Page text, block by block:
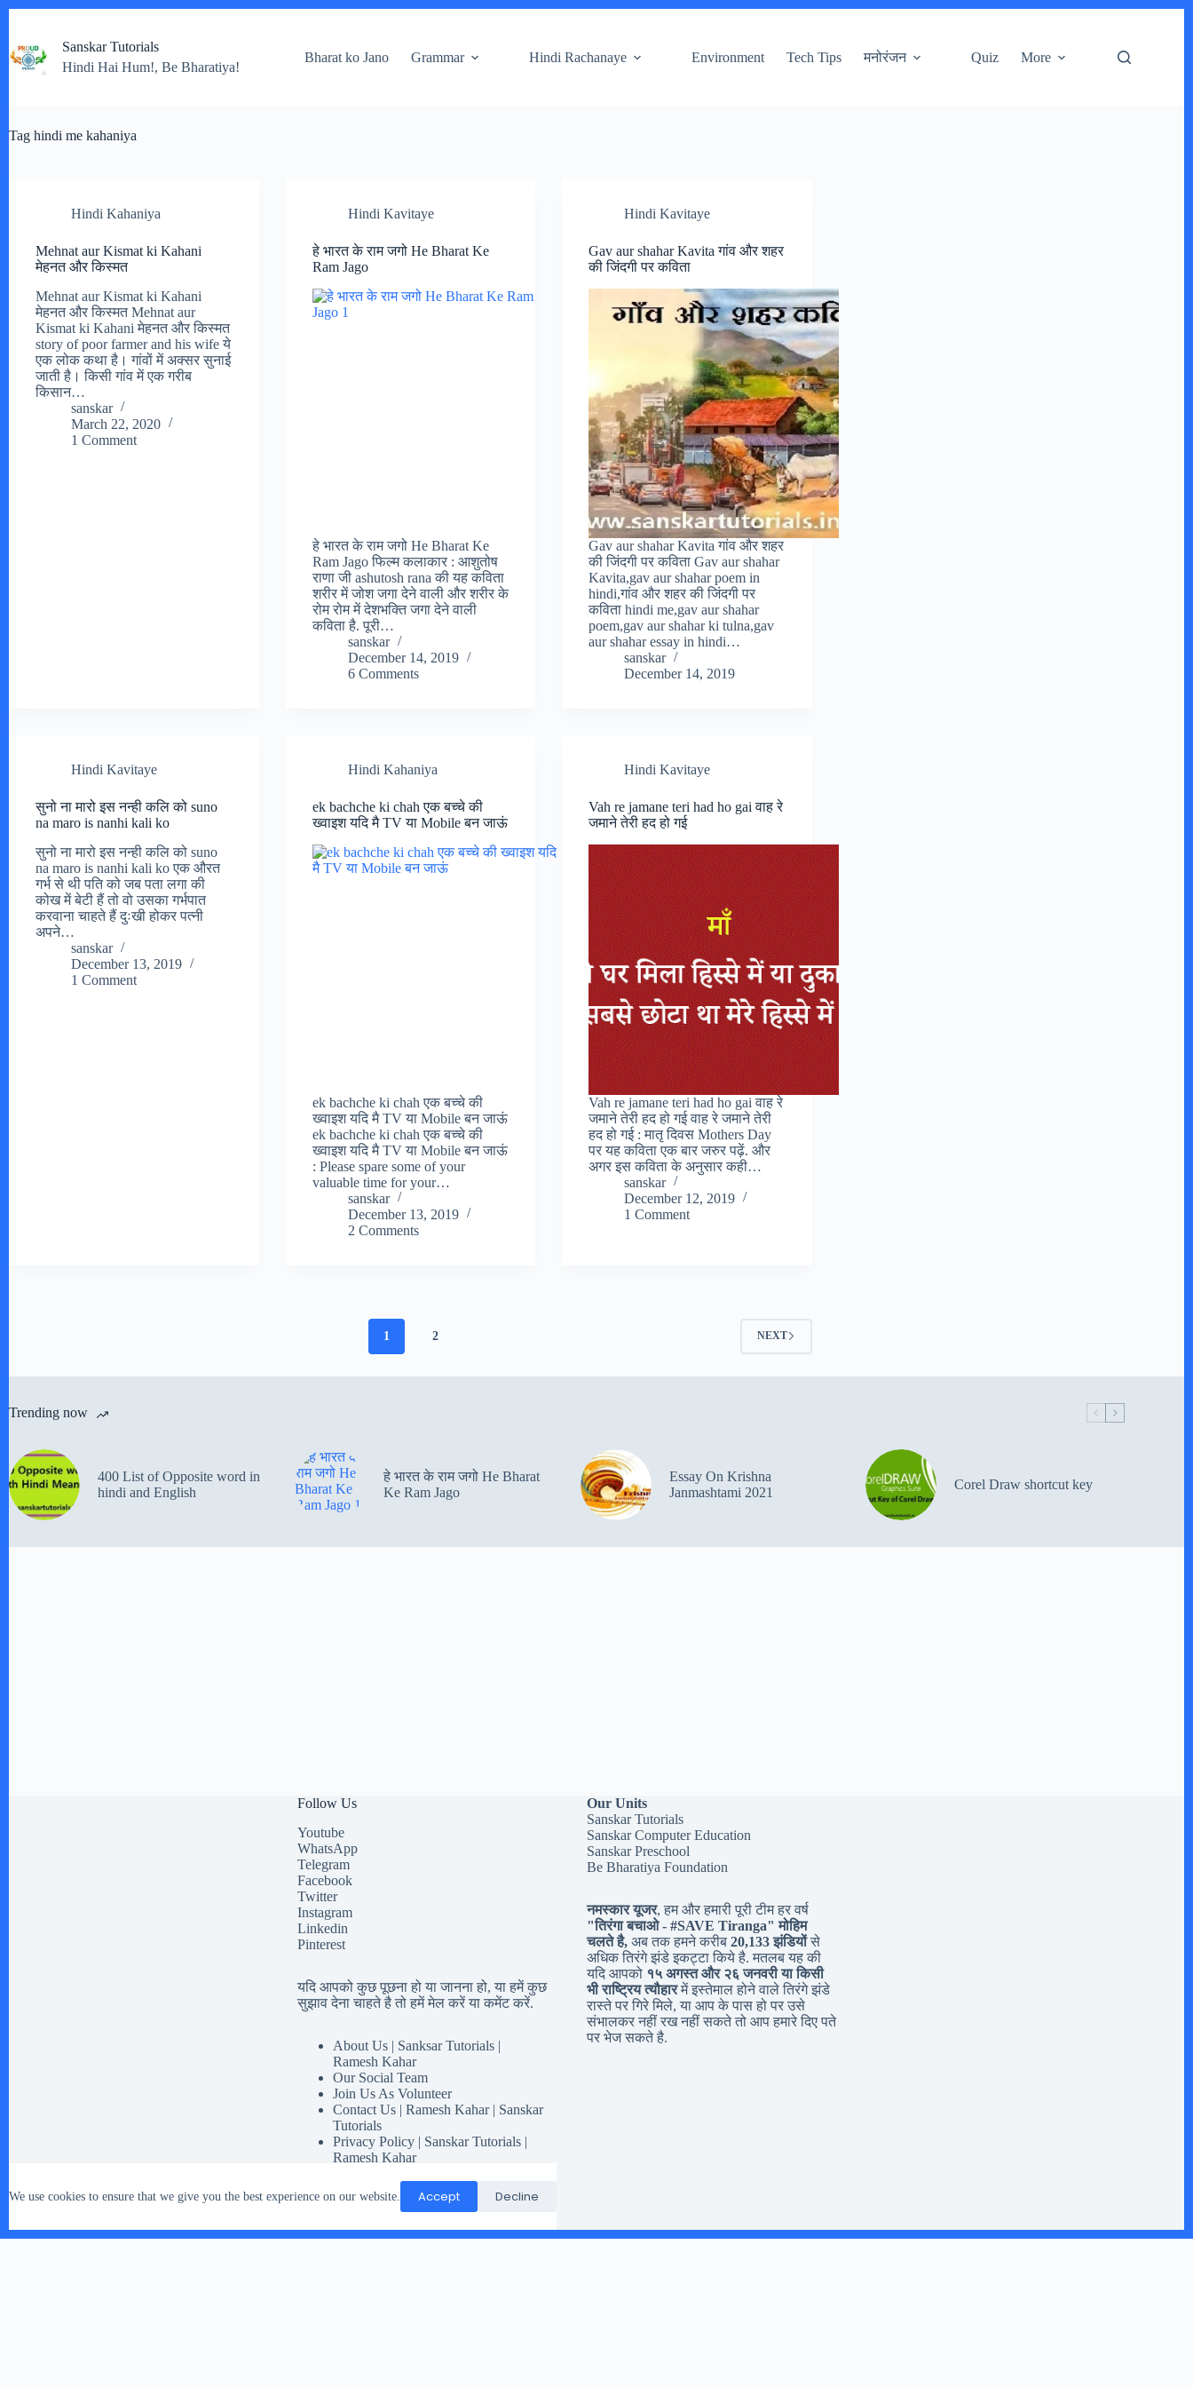
content
We use cookies to ensure that we give you the best experience on our website. Accept Decline
Sanskar Tutorials
Hindi Hai Hum!, Be Bharatiya!
Bharat ko Jano Grammar Hindi Rachanaye Environment Tech Tips मनोरंजन Quiz More
Tag hindi me kahaniya
Hindi Kahaniya
Mehnat aur Kismat ki Kahani
मेहनत और किस्मत
Mehnat aur Kismat ki Kahani
मेहनत और किस्मत Mehnat aur
Kismat ki Kahani मेहनत और किस्मत
story of poor farmer and his wife ये
एक लोक कथा है। गांवों में अक्सर सुनाई
जाती है। किसी गांव में एक गरीब
किसान…
sanskar
March 22, 2020
1 Comment
Hindi Kavitaye
हे भारत के राम जगो He Bharat Ke
Ram Jago
हे भारत के राम जगो He Bharat Ke
Ram Jago फिल्म कलाकार : आशुतोष
राणा जी ashutosh rana की यह कविता
शरीर में जोश जगा देने वाली और शरीर के
रोम रोम में देशभक्ति जगा देने वाली
कविता है. पूरी…
sanskar
December 14, 2019
6 Comments
Hindi Kavitaye
Gav aur shahar Kavita गांव और शहर
की जिंदगी पर कविता
Gav aur shahar Kavita गांव और शहर
की जिंदगी पर कविता Gav aur shahar
Kavita,gav aur shahar poem in
hindi,गांव और शहर की जिंदगी पर
कविता hindi me,gav aur shahar
poem,gav aur shahar ki tulna,gav
aur shahar essay in hindi…
sanskar
December 14, 2019
Hindi Kavitaye
सुनो ना मारो इस नन्ही कलि को suno
na maro is nanhi kali ko
सुनो ना मारो इस नन्ही कलि को suno
na maro is nanhi kali ko एक औरत
गर्भ से थी पति को जब पता लगा की
कोख में बेटी हैं तो वो उसका गर्भपात
करवाना चाहते हैं दुःखी होकर पत्नी
अपने…
sanskar
December 13, 2019
1 Comment
Hindi Kahaniya
ek bachche ki chah एक बच्चे की
ख्वाइश यदि मै TV या Mobile बन जाऊं
ek bachche ki chah एक बच्चे की
ख्वाइश यदि मै TV या Mobile बन जाऊं
ek bachche ki chah एक बच्चे की
ख्वाइश यदि मै TV या Mobile बन जाऊं
: Please spare some of your
valuable time for your…
sanskar
December 13, 2019
2 Comments
Hindi Kavitaye
Vah re jamane teri had ho gai वाह रे
जमाने तेरी हद हो गई
Vah re jamane teri had ho gai वाह रे
जमाने तेरी हद हो गई वाह रे जमाने तेरी
हद हो गई : मातृ दिवस Mothers Day
पर यह कविता एक बार जरुर पढ़ें. और
अगर इस कविता के अनुसार कही…
sanskar
December 12, 2019
1 Comment
1 2 NEXT
Trending now
400 List of Opposite word in
hindi and English
हे भारत के राम जगो He Bharat
Ke Ram Jago
Essay On Krishna
Janmashtami 2021
Corel Draw shortcut key
Follow Us
Youtube
WhatsApp
Telegram
Facebook
Twitter
Instagram
Linkedin
Pinterest
यदि आपको कुछ पूछना हो या जानना हो, या हमें कुछ
सुझाव देना चाहते है तो हमें मेल करें या कमेंट करें.
About Us | Sanksar Tutorials |
Ramesh Kahar
Our Social Team
Join Us As Volunteer
Contact Us | Ramesh Kahar | Sanskar
Tutorials
Privacy Policy | Sanskar Tutorials |
Ramesh Kahar
Our Social Responsibility
Terms And Conditions
Our Units
Sanskar Tutorials
Sanskar Computer Education
Sanskar Preschool
Be Bharatiya Foundation
नमस्कार यूजर, हम और हमारी पूरी टीम हर वर्ष
"तिरंगा बचाओ - #SAVE Tiranga" मोहिम
चलते है,अब तक हमने करीब 20,133 झंडियोंसे
अधिक तिरंगे झंडे इकट्टा किये है. मतलब यह की
यदि आपको १५ अगस्त और २६ जनवरी या किसी
भी राष्ट्रिय त्यौहारमें इस्तेमाल होने वाले तिरंगे झंडे
रास्ते पर गिरे मिले, या आप के पास हो पर उसे
संभालकर नहीं रख नहीं सकते तो आप हमारे दिए पते
पर भेज सकते है.